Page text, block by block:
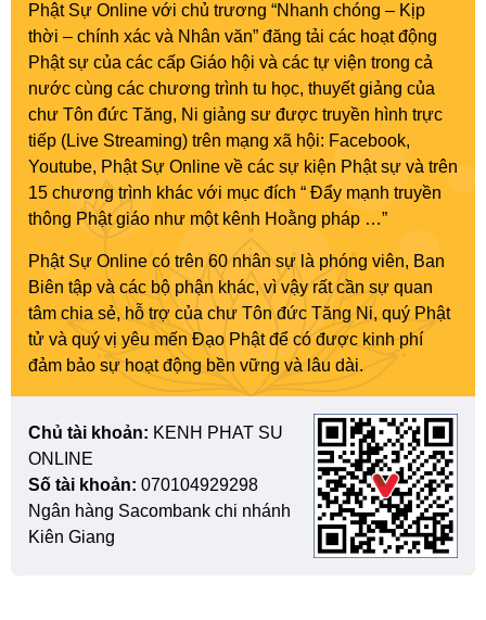
Phật Sự Online với chủ trương “Nhanh chóng – Kịp
thời – chính xác và Nhân văn” đăng tải các hoạt động
Phật sự của các cấp Giáo hội và các tự viện trong cả
nước cùng các chương trình tu học, thuyết giảng của
chư Tôn đức Tăng, Ni giảng sư được truyền hình trực
tiếp (Live Streaming) trên mạng xã hội: Facebook,
Youtube, Phật Sự Online về các sự kiện Phật sự và trên
15 chương trình khác với mục đích “ Đẩy mạnh truyền
thông Phật giáo như một kênh Hoằng pháp …”
Phật Sự Online có trên 60 nhân sự là phóng viên, Ban
Biên tập và các bộ phận khác, vì vậy rất cần sự quan
tâm chia sẻ, hỗ trợ của chư Tôn đức Tăng Ni, quý Phật
tử và quý vị yêu mến Đạo Phật để có được kinh phí
đảm bảo sự hoạt động bền vững và lâu dài.
Chủ tài khoản: KENH PHAT SU
ONLINE
Số tài khoản: 070104929298
Ngân hàng Sacombank chi nhánh
Kiên Giang